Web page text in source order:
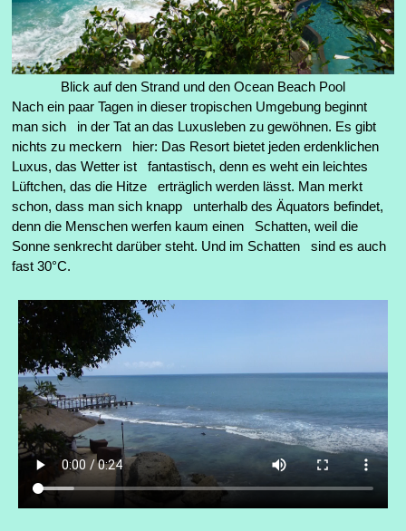
Blick auf den Strand und den Ocean Beach Pool
Nach ein paar Tagen in dieser tropischen Umgebung beginnt
man sich in der Tat an das Luxusleben zu gewöhnen. Es gibt
nichts zu meckern hier: Das Resort bietet jeden erdenklichen
Luxus, das Wetter ist fantastisch, denn es weht ein leichtes
Lüftchen, das die Hitze erträglich werden lässt. Man merkt
schon, dass man sich knapp unterhalb des Äquators befindet,
denn die Menschen werfen kaum einen Schatten, weil die
Sonne senkrecht darüber steht. Und im Schatten sind es auch
fast 30°C.